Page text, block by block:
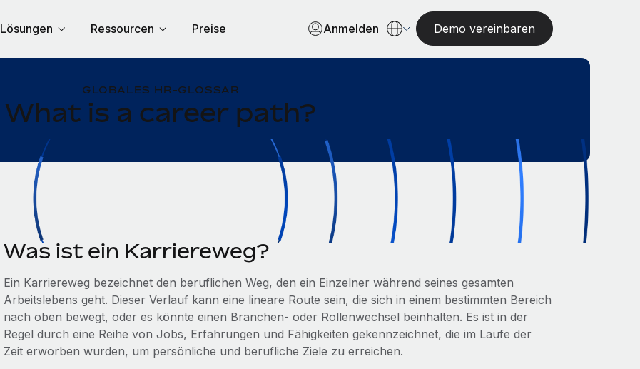
Lösungen Ressourcen Preise Anmelden Demo vereinbaren
GLOBALES HR-GLOSSAR
What is a career path?
Was ist ein Karriereweg?
Ein Karriereweg bezeichnet den beruflichen Weg, den ein Einzelner während seines gesamten
Arbeitslebens geht. Dieser Verlauf kann eine lineare Route sein, die sich in einem bestimmten Bereich
nach oben bewegt, oder es könnte einen Branchen- oder Rollenwechsel beinhalten. Es ist in der
Regel durch eine Reihe von Jobs, Erfahrungen und Fähigkeiten gekennzeichnet, die im Laufe der
Zeit erworben wurden, um persönliche und berufliche Ziele zu erreichen.